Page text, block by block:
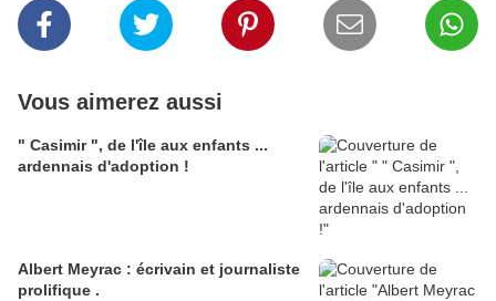
Vous aimerez aussi
" Casimir ", de l'île aux enfants ...
ardennais d'adoption !
Albert Meyrac : écrivain et journaliste
prolifique .